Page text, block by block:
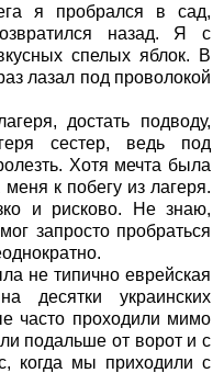
я пробрался в сад,
назад. Я с
спелых яблок. В
лазал под проволокой
достать подводу,
сестер, ведь под
Хотя мечта была
к побегу из лагеря.
и рисково. Не знаю,
запросто пробраться
не типично еврейская
десятки украинских
часто проходили мимо
подальше от ворот и с
когда мы приходили с